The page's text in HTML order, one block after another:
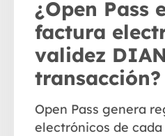
¿Open Pass
factura
validez
transacción?
Open Pass genera
electrónicos de